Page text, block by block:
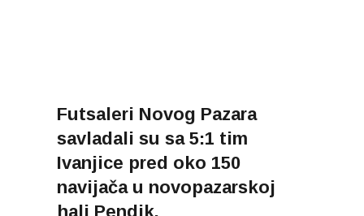
Futsaleri Novog Pazara
savladali su sa 5:1 tim
Ivanjice pred oko 150
navijača u novopazarskoj
hali Pendik.